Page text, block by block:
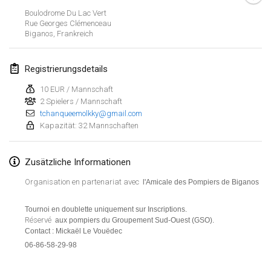
Boulodrome Du Lac Vert
Rue Georges Clémenceau
Biganos Frankreich
Registrierungsdetails
10 EUR / Mannschaft
2 Spielers / Mannschaft
tchanqueemolkky@gmail.com
Kapazität: 32 Mannschaften
Zusätzliche Informationen
Organisation en partenariat avec l'Amicale des Pompiers de Biganos
Tournoi en doublette uniquement sur Inscriptions.
Réservé aux pompiers du Groupement Sud-Ouest (GSO).
Contact : Mickaël Le Vouëdec
06-86-58-29-98
Lumi Mölkky
3. Feb. 2018|Finnland
10. Feb. 2018|Frankreich
Faschings-Mölkky
11. Feb. 2018|Deutschland
24. Feb. 2018|Tschechische Republik
24. Feb. 2018| Finnland
Tournoi de l'ASSER
24. Feb. 2018